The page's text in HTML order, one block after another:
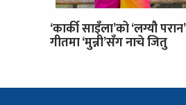
‘कार्की साइँला’को ‘लग्यौ परान’
गीतमा ‘मुन्नी’सँग नाचे जितु